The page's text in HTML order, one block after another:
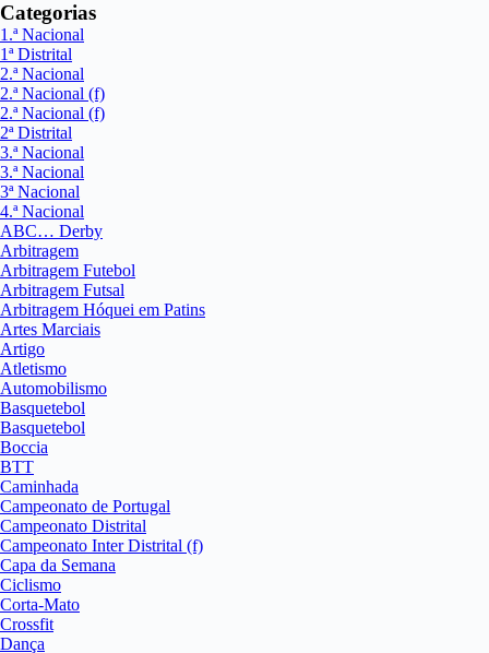
Categorias
1.ª Nacional
1ª Distrital
2.ª Nacional
2.ª Nacional (f)
2.ª Nacional (f)
2ª Distrital
3.ª Nacional
3.ª Nacional
3ª Nacional
4.ª Nacional
ABC… Derby
Arbitragem
Arbitragem Futebol
Arbitragem Futsal
Arbitragem Hóquei em Patins
Artes Marciais
Artigo
Atletismo
Automobilismo
Basquetebol
Basquetebol
Boccia
BTT
Caminhada
Campeonato de Portugal
Campeonato Distrital
Campeonato Inter Distrital (f)
Capa da Semana
Ciclismo
Corta-Mato
Crossfit
Dança